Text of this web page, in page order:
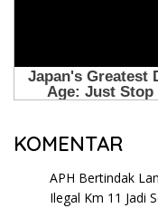
KOMENTAR
APH Bertindak
Ilegal Km 11 Jadi